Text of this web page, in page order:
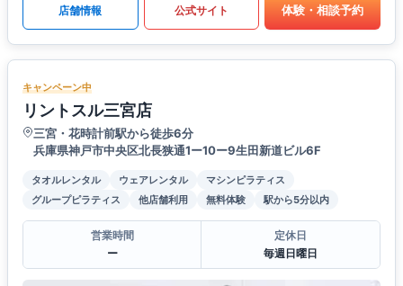
店舗情報 公式サイト 体験・相談予約
キャンペーン中
リントスル三宮店
三宮・花時計前駅から徒歩6分
兵庫県神戸市中央区北長狭通1ー10ー9生田新道ビル6F
タオルレンタル ウェアレンタル
マシンピラティス
グループピラティス
他店舗利用 無料体験 駅から5分以内
営業時間
ー
定休日
毎週日曜日